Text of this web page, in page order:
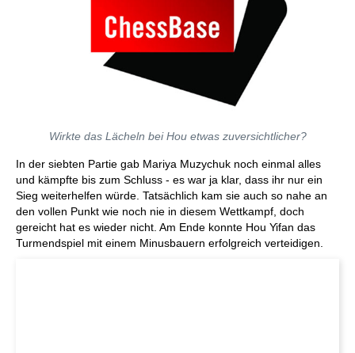
Wirkte das Lächeln bei Hou etwas zuversichtlicher?
In der siebten Partie gab Mariya Muzychuk noch einmal alles
und kämpfte bis zum Schluss - es war ja klar, dass ihr nur ein
Sieg weiterhelfen würde. Tatsächlich kam sie auch so nahe an
den vollen Punkt wie noch nie in diesem Wettkampf, doch
gereicht hat es wieder nicht. Am Ende konnte Hou Yifan das
Turmendspiel mit einem Minusbauern erfolgreich verteidigen.